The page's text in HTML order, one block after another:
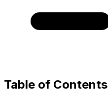
Table of Contents